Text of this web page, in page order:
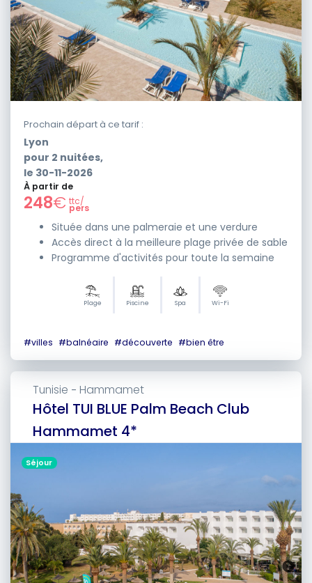
Prochain départ à ce tarif :
Lyon
pour 2 nuitées,
le 30-11-2026
À partir de
248€ ttc/
pers
Située dans une palmeraie et une verdure
Accès direct à la meilleure plage privée de sable
Programme d'activités pour toute la semaine
Plage Piscine Spa Wi-Fi
#villes #balnéaire #découverte #bien être
Hôtel TUI BLUE Palm Beach Club
Hammamet 4*
Tunisie - Hammamet
Séjour